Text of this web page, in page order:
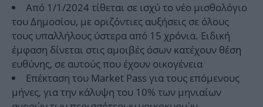
Από 1/1/2024 τίθεται σε ισχύ το νέο μισθολόγιο
του Δημοσίου, με οριζόντιες αυξήσεις σε όλους
τους υπαλλήλους ύστερα από 15 χρόνια. Ειδική
έμφαση δίνεται στις αμοιβές όσων κατέχουν θέση
ευθύνης, σε αυτούς που έχουν οικογένεια
Επέκταση του Market Pass για τους επόμενους
μήνες, για την κάλυψη του 10% των μηνιαίων